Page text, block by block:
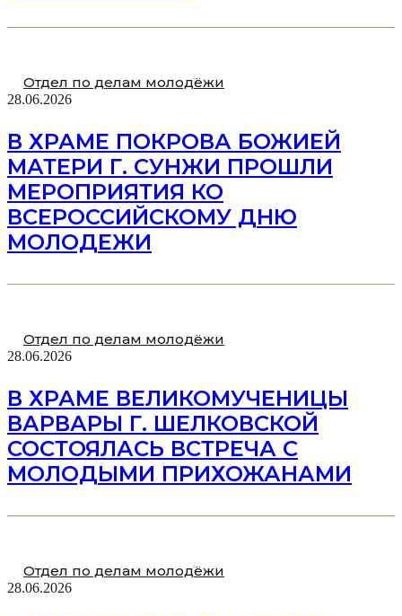
Отдел по делам молодёжи
28.06.2026
В ХРАМЕ ПОКРОВА БОЖИЕЙ
МАТЕРИ Г. СУНЖИ ПРОШЛИ
МЕРОПРИЯТИЯ КО
ВСЕРОССИЙСКОМУ ДНЮ
МОЛОДЕЖИ
Отдел по делам молодёжи
28.06.2026
В ХРАМЕ ВЕЛИКОМУЧЕНИЦЫ
ВАРВАРЫ Г. ШЕЛКОВСКОЙ
СОСТОЯЛАСЬ ВСТРЕЧА С
МОЛОДЫМИ ПРИХОЖАНАМИ
Отдел по делам молодёжи
28.06.2026